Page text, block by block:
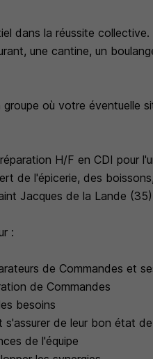
dans la réussite collective.
une cantine, un
où votre éventuelle
H/F en CDI pour
de l'épicerie, des
Jacques de la Lande
:
de Commandes et
de Commandes
besoins
de leur bon état
de l'équipe